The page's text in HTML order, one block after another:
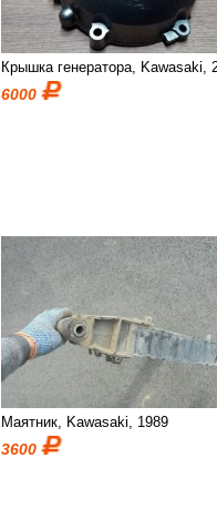
Крышка генератора, Kawasaki,
6000
Маятник, Kawasaki, 1989
3600